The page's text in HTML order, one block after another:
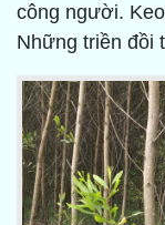
công người.
Những triền đồi